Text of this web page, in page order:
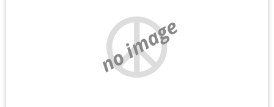
no image